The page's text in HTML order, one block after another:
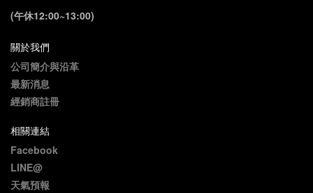
(午休12:00~13:00)
關於我們
公司簡介與沿革
最新消息
經銷商註冊
相關連結
Facebook
LINE@
天氣預報